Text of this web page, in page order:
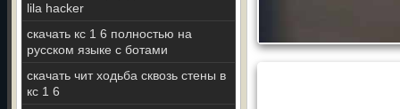
lila hacker
скачать кс 1 6 полностью на
русском языке с ботами
скачать чит ходьба сквозь стены в
кс 1 6